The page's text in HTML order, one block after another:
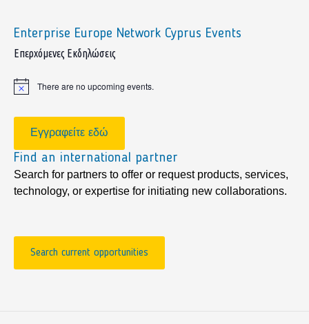
Enterprise Europe Network Cyprus Events
sidebar
Επερχόμενες Εκδηλώσεις
Notice There are no upcoming events.
Εγγραφείτε εδώ
Find an international partner
Search for partners to offer or request products, services,
technology, or expertise for initiating new collaborations.
Search current opportunities